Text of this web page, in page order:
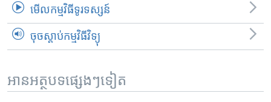
មើល​កម្មវិធី​ទូរទស្សន៍
ចុចស្តាប់កម្មវិធីវិទ្យុ
អានអត្ថបទផ្សេងៗទៀត